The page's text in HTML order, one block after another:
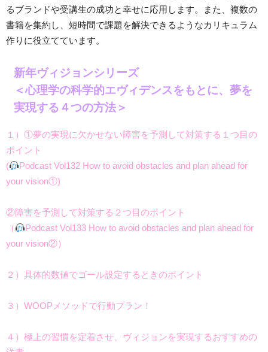
るブランドや受講生の成功と幸せに応用します。また、複数の
書籍を集約し、短時間で課題を解決できるようなカリキュラム
作りに役立てています。
新年ヴィジョンシリーズ
＜心理学の科学的エヴィデンスをもとに、 夢を
実現する４つの方法＞
１）①夢の実現に欠かせない障害を予測して対策する１つ目の
ポイント
(
Podcast Vol132 How to avoid obstacles and plan ahead for
your vision①)
②障害を予測して対策する２つ目のポイント
（
Podcast Vol133 How to avoid obstacles and plan ahead for
your vision②）
２）具体的数値でゴール設定するときのポイント
３）WOOPメソッドで行動プラン！
４）極上の習慣を定着させ、ヴィジョンを実現するおすすめの